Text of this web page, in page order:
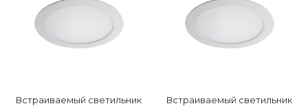
Встраиваемый светильник
Встраиваемый светильник